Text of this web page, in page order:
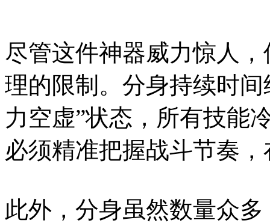
尽管这件神器威力惊人
理的限制。分身持续时
力空虚”状态，所有技能
必须精准把握战斗节奏
此外，分身虽然数量众